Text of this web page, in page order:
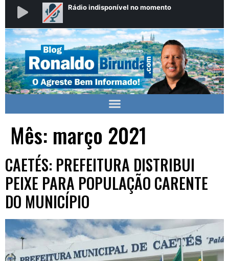
Mês: março 2021
CAETÉS: PREFEITURA DISTRIBUI
PEIXE PARA POPULAÇÃO CARENTE
DO MUNICÍPIO